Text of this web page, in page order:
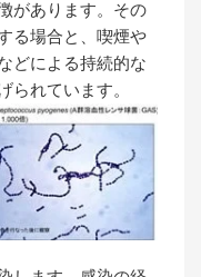
があります。その
る場合と、喫煙や
どによる持続的な
られています。